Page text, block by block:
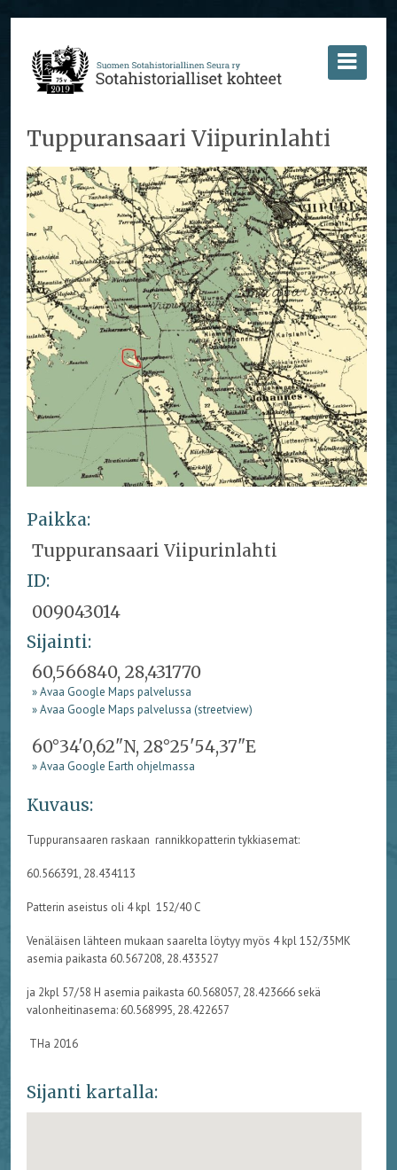
Tuppuransaari Viipurinlahti
Paikka:
Tuppuransaari Viipurinlahti
ID:
009043014
Sijainti:
60,566840, 28,431770
» Avaa Google Maps palvelussa
» Avaa Google Maps palvelussa (streetview)
60°34'0,62"N, 28°25'54,37"E
» Avaa Google Earth ohjelmassa
Kuvaus:
Tuppuransaaren raskaan rannikkopatterin tykkiasemat:
60.566391, 28.434113
Patterin aseistus oli 4 kpl 152/40 C
Venäläisen lähteen mukaan saarelta löytyy myös 4 kpl 152/35MK
asemia paikasta 60.567208, 28.433527
ja 2kpl 57/58 H asemia paikasta 60.568057, 28.423666 sekä
valonheitinasema: 60.568995, 28.422657
THa 2016
Sijanti kartalla: